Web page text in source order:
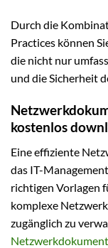
Durch die
Practices können
die nicht nur
und die Sicherheit
kostenlos
Eine effiziente
das IT-
richtigen Vorlagen
komplexe
zugänglich zu